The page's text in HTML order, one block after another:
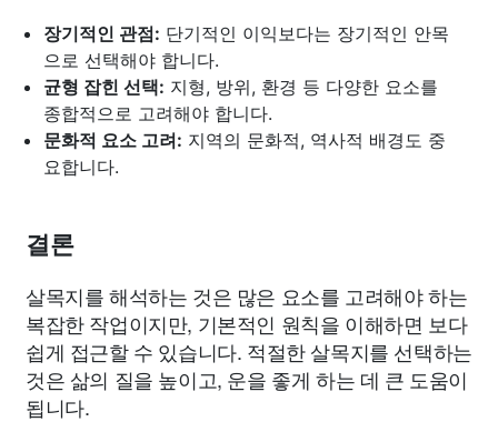
장기적인 관점: 단기적인 이익보다는 장기적인 안목
으로 선택해야 합니다.
균형 잡힌 선택: 지형, 방위, 환경 등 다양한 요소를
종합적으로 고려해야 합니다.
문화적 요소 고려: 지역의 문화적, 역사적 배경도 중
요합니다.
결론
살목지를 해석하는 것은 많은 요소를 고려해야 하는
복잡한 작업이지만, 기본적인 원칙을 이해하면 보다
쉽게 접근할 수 있습니다. 적절한 살목지를 선택하는
것은 삶의 질을 높이고, 운을 좋게 하는 데 큰 도움이
됩니다.